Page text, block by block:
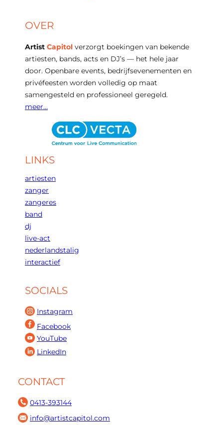
OVER
Artist Capitol verzorgt boekingen van bekende
artiesten, bands, acts en DJ’s — het hele jaar
door. Openbare events, bedrijfsevenementen en
privéfeesten worden volledig op maat
samengesteld en professioneel geregeld.
meer…
LINKS
artiesten
zanger
zangeres
band
dj
live-act
nederlandstalig
interactief
SOCIALS
Instagram
Facebook
YouTube
LinkedIn
CONTACT
0413-393144
info@artistcapitol.com